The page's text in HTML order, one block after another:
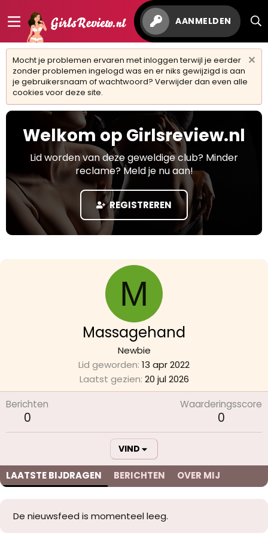
AANMELDEN
Mocht je problemen ervaren met inloggen terwijl je eerder
zonder problemen ingelogd was en er niks gewijzigd is aan
je gebruikersnaam of wachtwoord? Verwijder dan even alle
cookies voor deze site.
Welkom op Girlsreview.nl
Lid worden van deze geweldige club? Minder
reclame? Meld je nu aan!
REGISTREREN
M
Massagehand
Newbie
Lid geworden 13 apr 2022
Laatst gezien 20 jul 2026
Berichten
0
Waarderingsscore
0
VIND
LAATSTE BIJDRAGEN BERICHTEN OVER MIJ
De nieuwsfeed is momenteel leeg.